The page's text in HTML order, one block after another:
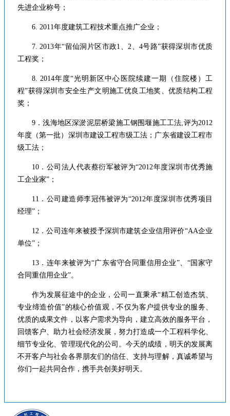
先进企业称号；
6. 2011年度建筑工程技术重点推广企业；
7. 2013年“留仙洞片区市政1、2、4号路”获得深圳市优质
工程奖；
8. 2014年度“光明新区中心医院续建一期（住院楼）工
程”获得深圳市安全生产文明施工优良工地奖、优质结构工程
奖；
9．浅海地区深淤泥层桥梁施工钢围堰施工工法,评为2012
年度（第一批）深圳市建设工程市级工法；广东省建设工程市
级工法；
10．公司法人代表蔡衍军被评为“2012年度深圳市优秀施
工企业家”；
11．公司建造师李冠伟被评为“2012年度深圳市优秀项目
经理”；
12．公司连年来被授予深圳市建筑企业信用评价“AA企业
单位”；
13．连年来被评为“广东省守合同重信用企业”、“国家守
合同重信用企业”。
作为发展征途中的企业，公司一直秉承“精工创造杰筑、
专业缔造价值”的核心价值观，不仅为客户提供专业的服务、
优质的成果文件，以客户需求为导向，建立高效的服务平台，
回馈客户、助力社会经济发展，努力打造成一个工程科学化、
细节专业化、管理现代化的公司。今天的成绩，明天的发展离
不开客户与社会各界朋友们的信任、支持与理解，真诚希望与
你们一起共同合作，携手共创美好明天。